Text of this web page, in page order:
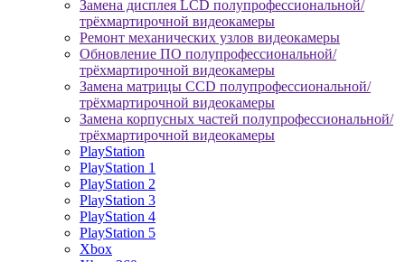
Замена дисплея LCD полупрофессиональной/
трёхмартирочной видеокамеры
Ремонт механических узлов видеокамеры
Обновление ПО полупрофессиональной/
трёхмартирочной видеокамеры
Замена матрицы CCD полупрофессиональной/
трёхмартирочной видеокамеры
Замена корпусных частей полупрофессиональной/
трёхмартирочной видеокамеры
PlayStation
PlayStation 1
PlayStation 2
PlayStation 3
PlayStation 4
PlayStation 5
Xbox